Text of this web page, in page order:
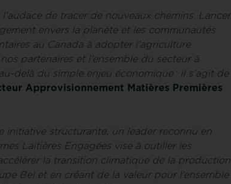
de tracer de nouveaux chemins. Lancer
envers la planète et les communautés
au Canada à adopter l’agriculture
partenaires et l’ensemble du secteur à
delà du simple enjeu économique : il s’agit de
Approvisionnement Matières Premières
initiative structurante, un leader reconnu en
Laitières Engagées vise à outiller les
la transition climatique de la production
Bel et en créant de la valeur pour l’ensemble